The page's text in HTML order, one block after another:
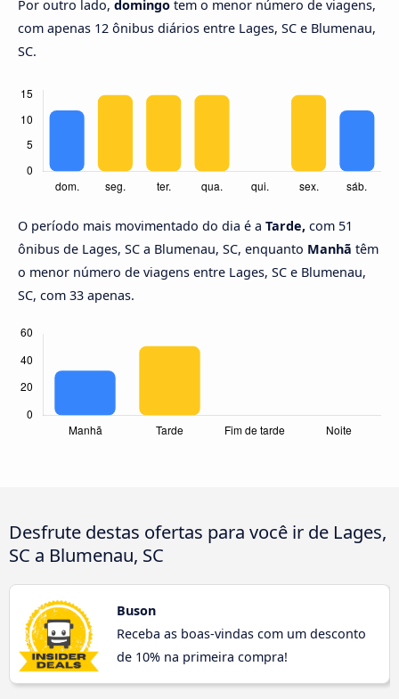
Por outro lado, domingo tem o menor número de viagens,
com apenas 12 ônibus diários entre Lages, SC e Blumenau,
SC.
O período mais movimentado do dia é a Tarde, com 51
ônibus de Lages, SC a Blumenau, SC, enquanto Manhã têm
o menor número de viagens entre Lages, SC e Blumenau,
SC, com 33 apenas.
Desfrute destas ofertas para você ir de Lages,
SC a Blumenau, SC
Buson
Receba as boas-vindas com um desconto
de 10% na primeira compra!